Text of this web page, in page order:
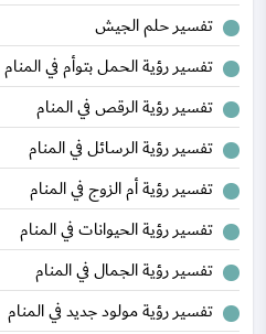
تفسير حلم الجيش
تفسير رؤية الحمل بتوأم في المنام
تفسير رؤية الرقص في المنام
تفسير رؤية الرسائل في المنام
تفسير رؤية أم الزوج في المنام
تفسير رؤية الحيوانات في المنام
تفسير رؤية الجمال في المنام
تفسير رؤية مولود جديد في المنام